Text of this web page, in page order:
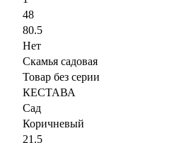
48
80.5
Нет
Скамья садовая
Товар без серии
КЕСТАВА
Сад
Коричневый
21.5